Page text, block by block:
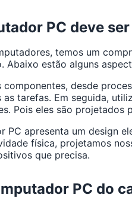
PC deve
temos um
Abaixo estão alguns
desde
tarefas. Em seguida,
Pois eles são
apresenta um design
física, projetamos
que precisa.
PC do